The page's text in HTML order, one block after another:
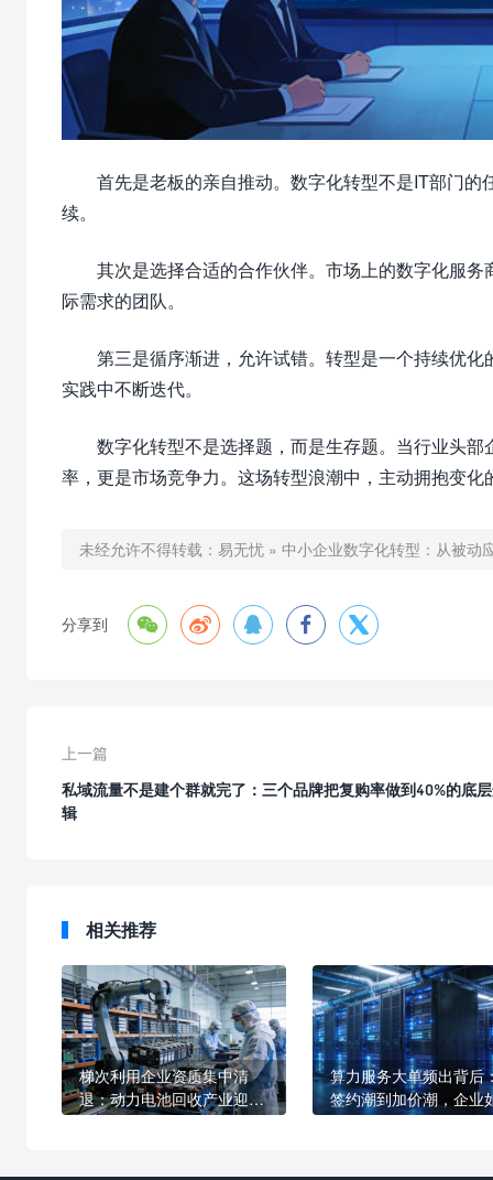
首先是老板的亲自推动。数字化转型不是IT部门的
续。
其次是选择合适的合作伙伴。市场上的数字化服
际需求的团队。
第三是循序渐进，允许试错。转型是一个持续优
实践中不断迭代。
数字化转型不是选择题，而是生存题。当行业头
率，更是市场竞争力。这场转型浪潮中，主动拥抱变
未经允许不得转载： 易无忧 » 中小企业数字化转型：从被动
分享到     
上一篇
私域流量不是建个群就完了：三个品牌把复购率做到40%的底
辑
相关推荐
梯次利用企业资质集中清
退：动力电池回收产业迎结
算力服务大单频出背后
签约潮到加价潮，企业